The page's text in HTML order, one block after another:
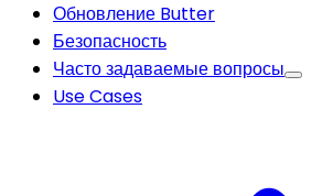
Обновление Butter
Безопасность
Часто задаваемые вопросы
Use Cases